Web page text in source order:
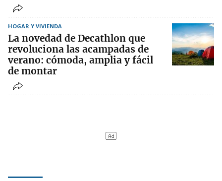
HOGAR Y VIVIENDA
La novedad de Decathlon que
revoluciona las acampadas de
verano: cómoda, amplia y fácil
de montar